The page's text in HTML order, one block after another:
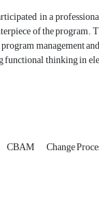
in a
of the program.
management
thinking in
CBAM Change